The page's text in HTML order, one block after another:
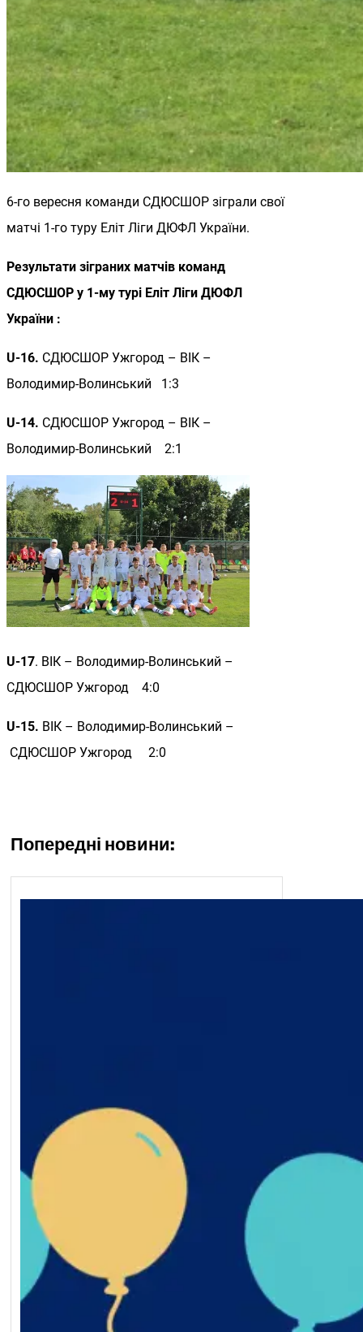
6-го вересня команди СДЮСШОР зіграли свої
матчі 1-го туру Еліт Ліги ДЮФЛ України.
Результати зіграних матчів команд
СДЮСШОР у 1-му турі Еліт Ліги ДЮФЛ
України :
U-16. СДЮСШОР Ужгород – ВІК –
Володимир-Волинський 1:3
U-14. СДЮСШОР Ужгород – ВІК –
Володимир-Волинський 2:1
U-17. ВІК – Володимир-Волинський –
СДЮСШОР Ужгород 4:0
U-15. ВІК – Володимир-Волинський –
СДЮСШОР Ужгород 2:0
Попередні новини: